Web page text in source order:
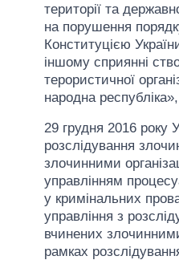
території та
на порушення
Конституцією
іншому сприянні
терористичної
народна
29 грудня 2016 року
розслідування
злочинними
управлінням
у кримінальних
управління з
вчинених
рамках